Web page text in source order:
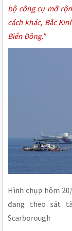
bộ công cụ mở
cách khác, Bắc
Biển Đông."
Hình chụp hôm
đang theo sát
Scarborough